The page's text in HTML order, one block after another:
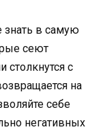
знать в самую
сеют
столкнутся с
на
себе
негативных